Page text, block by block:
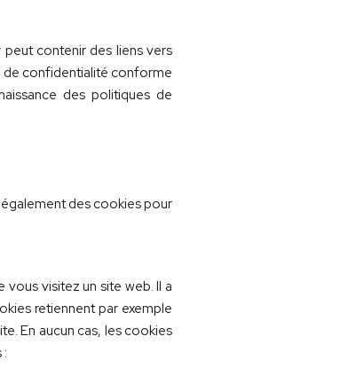
peut contenir des liens vers
de confidentialité conforme
des politiques de
des cookies pour
visitez un site web. Il a
retiennent par exemple
En aucun cas, les cookies